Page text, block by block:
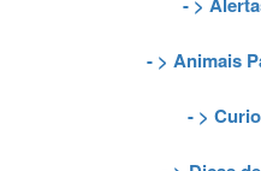
- > Animais
- >